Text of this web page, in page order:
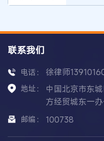
联系我们
电话： 徐律师
地址：
中国北京市东
方经贸城东一
邮编： 100738